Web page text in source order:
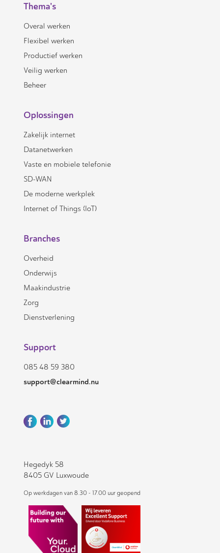
Thema's
Overal werken
Flexibel werken
Productief werken
Veilig werken
Beheer
Oplossingen
Zakelijk internet
Datanetwerken
Vaste en mobiele telefonie
SD-WAN
De moderne werkplek
Internet of Things (IoT)
Branches
Overheid
Onderwijs
Maakindustrie
Zorg
Dienstverlening
Support
085 48 59 380
support@clearmind.nu
Hegedyk 58
8405 GV Luxwoude
Op werkdagen van 8.30 - 17.00 uur geopend